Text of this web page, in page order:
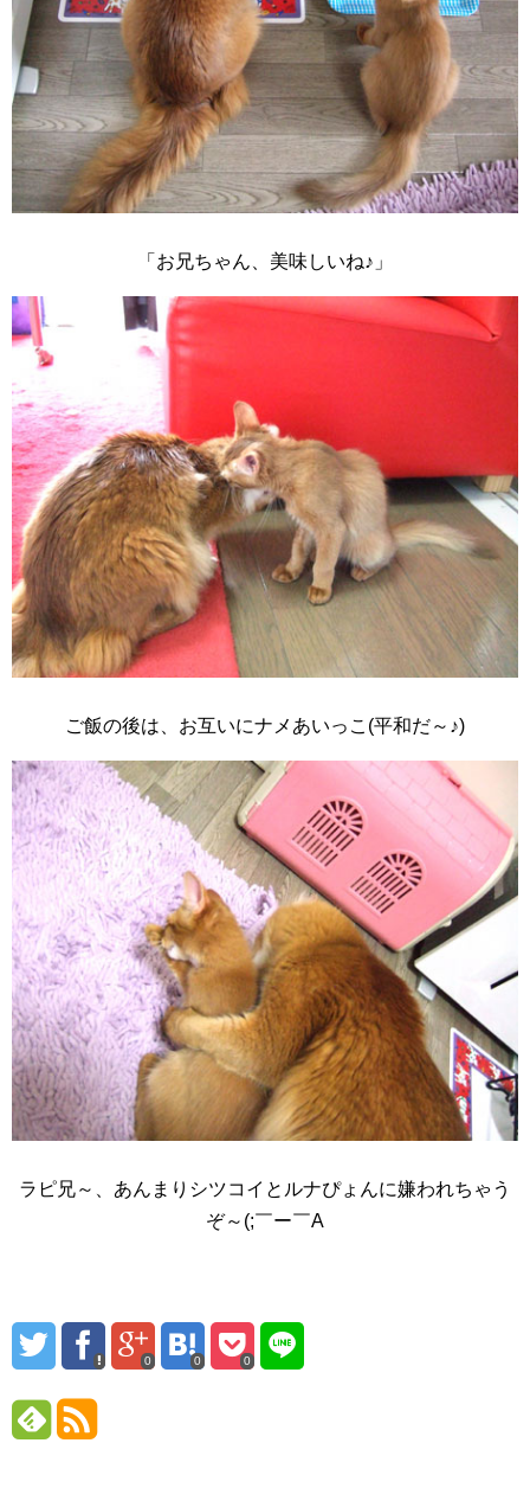
「お兄ちゃん、美味しいね♪」
ご飯の後は、お互いにナメあいっこ(平和だ～♪)
ラピ兄～、あんまりシツコイとルナぴょんに嫌われちゃう
ぞ～(;￣ー￣A
0 0 0